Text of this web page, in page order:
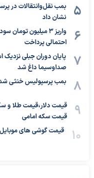
بمب نقل‌وانتقالات در
نشان داد
واریز ۳ میلیون
احتمالی پرداخت
پایان دوران جبلی
صداوسیما داغ شد
بمب پرسپولیس خنثی
قیمت سکه امامی
قیمت گوشی های موبایل